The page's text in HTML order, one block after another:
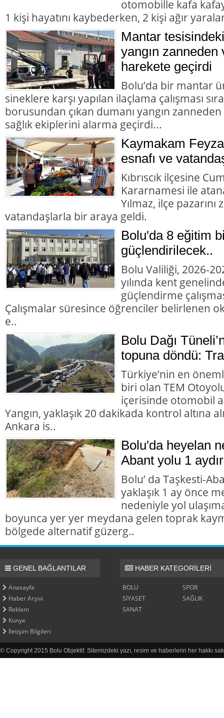
otomobille kafa
1 kişi hayatını kaybederken, 2 kişi ağır
Mantar
yangın
harekete geçirdi
Bolu’da bir mantar
sineklere karşı yapılan ilaçlama çalışması
borusundan çıkan dumanı yangın
sağlık ekiplerini alarma geçirdi...
Kaymakam
esnafı ve
Kıbrıscık ilçesine
Kararnamesi ile
Yılmaz, ilçe
vatandaşlarla bir araya geldi.
Bolu'da 8 eğitim
güçlendirilecek..
Bolu Valiliği, 2026-
yılında kent
güçlendirme
Çalışmalar süresince öğrenciler belirlenen
e..
Bolu Dağı
topuna döndü:
Türkiye’nin en
biri olan TEM
içerisinde otomobil
Yangın, yaklaşık 20 dakikada kontrol altına
Ankara is..
Bolu'da heyelan
Abant yolu 1
Bolu’ da Taşkesti-
yaklaşık 1 ay önce
nedeniyle yol
boyunca yer yer meydana gelen toprak
bölgede alternatif güzerg..
GENEL BAĞLANTILAR
Anasayfa
Haber Arşivi
Reklam
Künye
İletişim Bilgileri
HABER KATEGORİLERİ
BOLU
SPOR
SİYASET
SAĞLIK
SANAT
© Copyright 2015 Bolu Objektif. Sitemizdeki yazı, resim ve haberlerin her hakkı